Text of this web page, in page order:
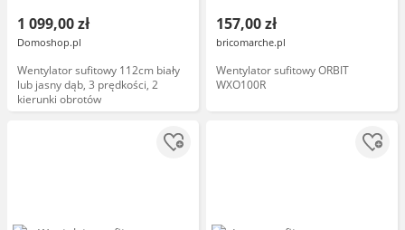
1 099,00 zł
Domoshop.pl
Wentylator sufitowy 112cm biały
lub jasny dąb, 3 prędkości, 2
kierunki obrotów
157,00 zł
bricomarche.pl
Wentylator sufitowy ORBIT
WXO100R